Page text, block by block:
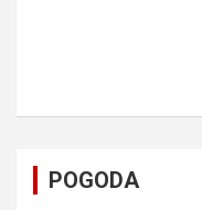
POGODA